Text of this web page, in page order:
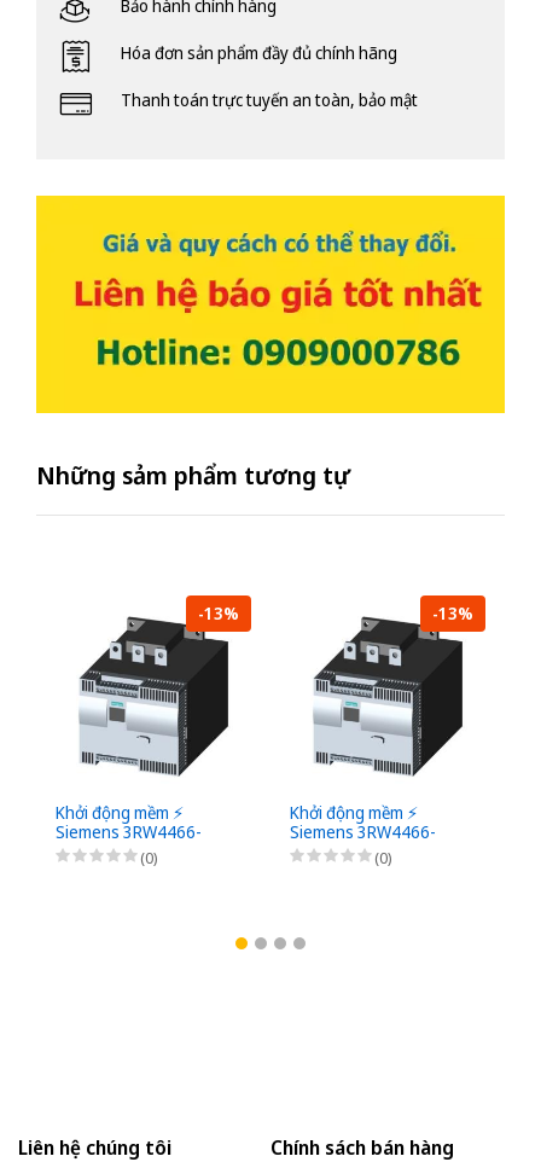
Bảo hành chính hàng
Hóa đơn sản phẩm đầy đủ chính hãng
Thanh toán trực tuyến an toàn, bảo mật
Những sảm phẩm tương tự
-13%
Khởi động mềm ⚡️
Siemens 3RW4466-
6BC46 ⚡️
(0)
-13%
Khởi động mềm ⚡️
Siemens 3RW4466-
6BC45 ⚡️
(0)
Liên hệ chúng tôi Chính sách bán hàng